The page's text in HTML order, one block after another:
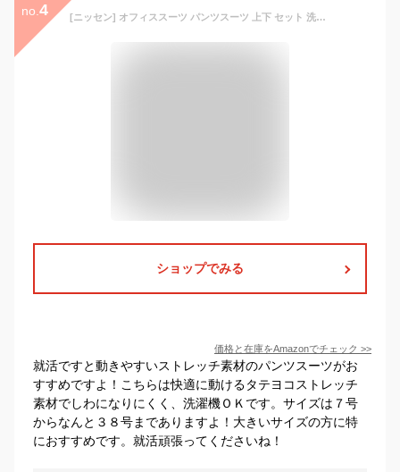
no. 4 [ニッセン] オフィススーツ パンツスーツ 上下 セット 洗える ストレッチ ロング丈 レディース 大きいサイズ ネイビーストライプ 15号
ショップでみる
価格と在庫をAmazonでチェック >>
就活ですと動きやすいストレッチ素材のパンツスーツがお
すすめですよ！こちらは快適に動けるタテヨコストレッチ
素材でしわになりにくく、洗濯機ＯＫです。サイズは７号
からなんと３８号までありますよ！大きいサイズの方に特
におすすめです。就活頑張ってくださいね！